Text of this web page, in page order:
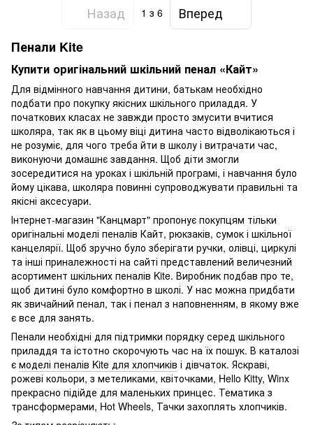
Назад 1 з 6
Вперед
Пенали Kite
Купити оригінальний шкільний пенал «Кайт»
Для відмінного навчання дитини, батькам необхідно
подбати про покупку якісних шкільного приладдя. У
початкових класах не завжди просто змусити вчитися
школяра, так як в цьому віці дитина часто відволікаються і
не розуміє, для чого треба йти в школу і витрачати час,
виконуючи домашнє завдання. Щоб діти змогли
зосередитися на уроках і шкільній програмі, і навчання було
йому цікава, школяра повинні супроводжувати правильні та
якісні аксесуари.
Інтернет-магазин "Канцмарт" пропонує покупцям тільки
оригінальні моделі пеналів Кайт, рюкзаків, сумок і шкільної
канцелярії. Щоб зручно було зберігати ручки, олівці, циркулі
та інші приналежності на сайті представлений величезний
асортимент шкільних пеналів Kite. Виробник подбав про те,
щоб дитині було комфортно в школі. У нас можна придбати
як звичайний пенал, так і пенал з наповненням, в якому вже
є все для занять.
Пенали необхідні для підтримки порядку серед шкільного
приладдя та істотно скорочують час на їх пошук. В каталозі
є моделі пеналів Kite для хлопчиків і дівчаток. Яскраві,
рожеві кольори, з метеликами, квіточками, Hello Kitty, Winx
прекрасно підійде для маленьких принцес. Тематика з
трансформерами, Hot Wheels, Тачки захоплять хлопчиків.